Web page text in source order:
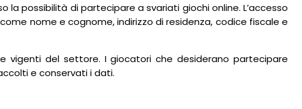
possibilità di partecipare a svariati giochi online. L’accesso
nome e cognome, indirizzo di residenza, codice fiscale e
del settore. I giocatori che desiderano partecipare
e conservati i dati.